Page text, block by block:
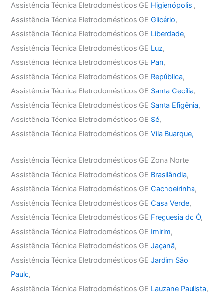
Assistência Técnica Eletrodomésticos GE Higienópolis ,
Assistência Técnica Eletrodomésticos GEGlicério,
Assistência Técnica Eletrodomésticos GE Liberdade,
Assistência Técnica Eletrodomésticos GE Luz,
Assistência Técnica Eletrodomésticos GE Pari,
Assistência Técnica Eletrodomésticos GE República,
Assistência Técnica Eletrodomésticos GE Santa Cecília,
Assistência Técnica Eletrodomésticos GE Santa Efigênia,
Assistência Técnica Eletrodomésticos GE Sé,
Assistência Técnica Eletrodomésticos GEVila Buarque,
Assistência Técnica Eletrodomésticos GE Zona Norte
Assistência Técnica Eletrodomésticos GE Brasilândia,
Assistência Técnica Eletrodomésticos GECachoeirinha,
Assistência Técnica Eletrodomésticos GECasa Verde,
Assistência Técnica Eletrodomésticos GE Freguesia do Ó,
Assistência Técnica Eletrodomésticos GE Imirim,
Assistência Técnica Eletrodomésticos GEJaçanã,
Assistência Técnica Eletrodomésticos GEJardim São
Paulo,
Assistência Técnica Eletrodomésticos GE Lauzane Paulista,